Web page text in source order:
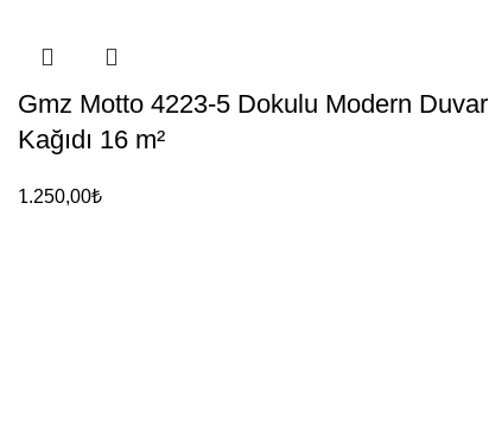
Gmz Motto 4223-5 Dokulu Modern Duvar
Kağıdı 16 m²
1.250,00₺